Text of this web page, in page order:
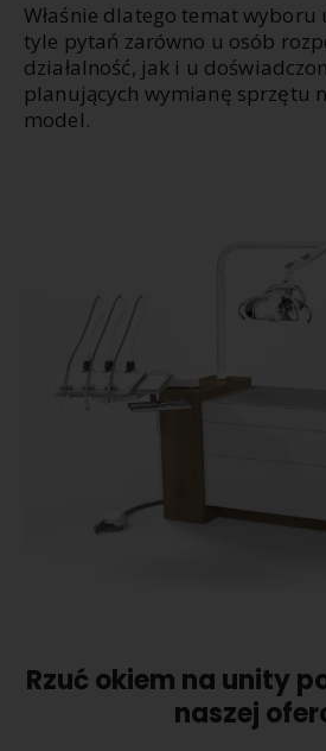
Właśnie dlatego temat wyboru
tyle pytań zarówno u osób
działalność, jak i u
planujących wymianę sprzętu
model.
Rzuć okiem na unity
naszej